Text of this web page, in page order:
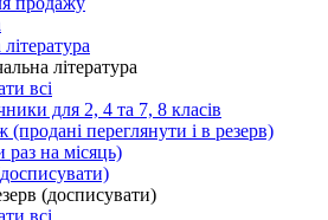
література
всі
для 2, 4 та 7, 8 класів
(продані переглянути і в резерв)
раз на місяць)
(досписувати)
всі